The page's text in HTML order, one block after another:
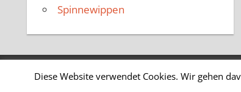
Spinnewippen
WordPress-Theme: Tortuga von ThemeZee.
Diese Website verwendet Cookies. Wir gehen